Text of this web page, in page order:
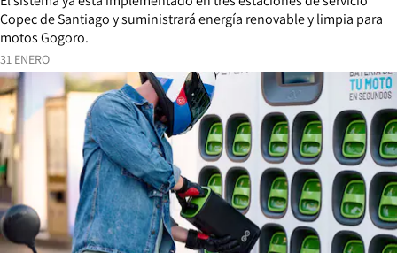
31 ENERO
Copec de Santiago y suministrará energía renovable y limpia para
motos Gogoro.